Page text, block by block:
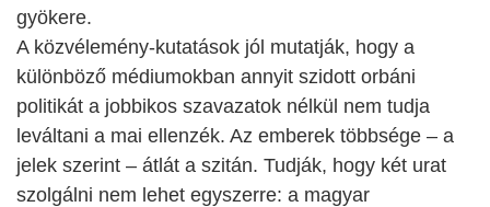
gyökere.
A közvélemény-kutatások jól mutatják, hogy a
különböző médiumokban annyit szidott orbáni
politikát a jobbikos szavazatok nélkül nem tudja
leváltani a mai ellenzék. Az emberek többsége – a
jelek szerint – átlát a szitán. Tudják, hogy két urat
szolgálni nem lehet egyszerre: a magyar